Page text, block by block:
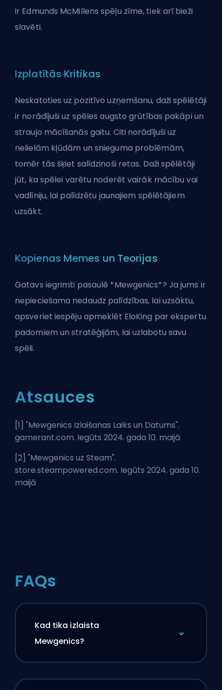
ir Edmunds McMillens spēļu zīme, tiek arī bieži
slavēti.
Izplatītās Kritikas
Neskatoties uz pozitīvo uzņemšanu, daži spēlētāji
ir norādījuši uz spēles augsto grūtības pakāpi un
straujo mācīšanās gaitu. Citi norādījuši uz
nelielām kļūdām un snieguma problēmām,
tomēr tās šķiet salīdzinoši retas. Daži spēlētāji
jūt, ka spēlei varētu noderēt vairāk mācību vai
vadlīniju, lai palīdzētu jaunajiem spēlētājiem
uzsākt.
Kopienas Memes un Teorijas
Gatavs iegrimti pasaulē *Mewgenics*? Ja jums ir
nepieciešama nedaudz palīdzības, lai uzsāktu,
apsveriet iespēju apmeklēt EloKing par ekspertu
padomiem un stratēģijām, lai uzlabotu savu
spēli.
Atsauces
[1] "Mewgenics Izlaišanas Laiks un Datums".
gamerant.com. Iegūts 2024. gada 10. maijā
[2] "Mewgenics uz Steam".
store.steampowered.com. Iegūts 2024. gada 10.
maijā
FAQs
Kad tika izlaista
Mewgenics?